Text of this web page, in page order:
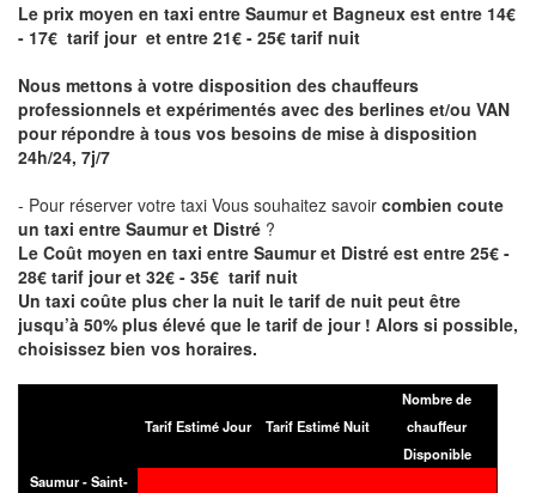
Le prix moyen en taxi entre Saumur et Bagneux est entre 14€
- 17€ tarif jour et entre 21€ - 25€ tarif nuit
Nous mettons à votre disposition des chauffeurs
professionnels et expérimentés avec des berlines et/ou VAN
pour répondre à tous vos besoins de mise à disposition
24h/24, 7j/7
- Pour réserver votre taxi Vous souhaitez savoir combien coute
un taxi entre Saumur et Distré ?
Le Coût moyen en taxi entre Saumur et Distré est entre 25€ -
28€ tarif jour et 32€ - 35€ tarif nuit
Un taxi coûte plus cher la nuit le tarif de nuit peut être
jusqu’à 50% plus élevé que le tarif de jour ! Alors si possible,
choisissez bien vos horaires.
Tarif Estimé Jour Tarif Estimé Nuit
Nombre de
chauffeur
Disponible
Saumur - Saint-